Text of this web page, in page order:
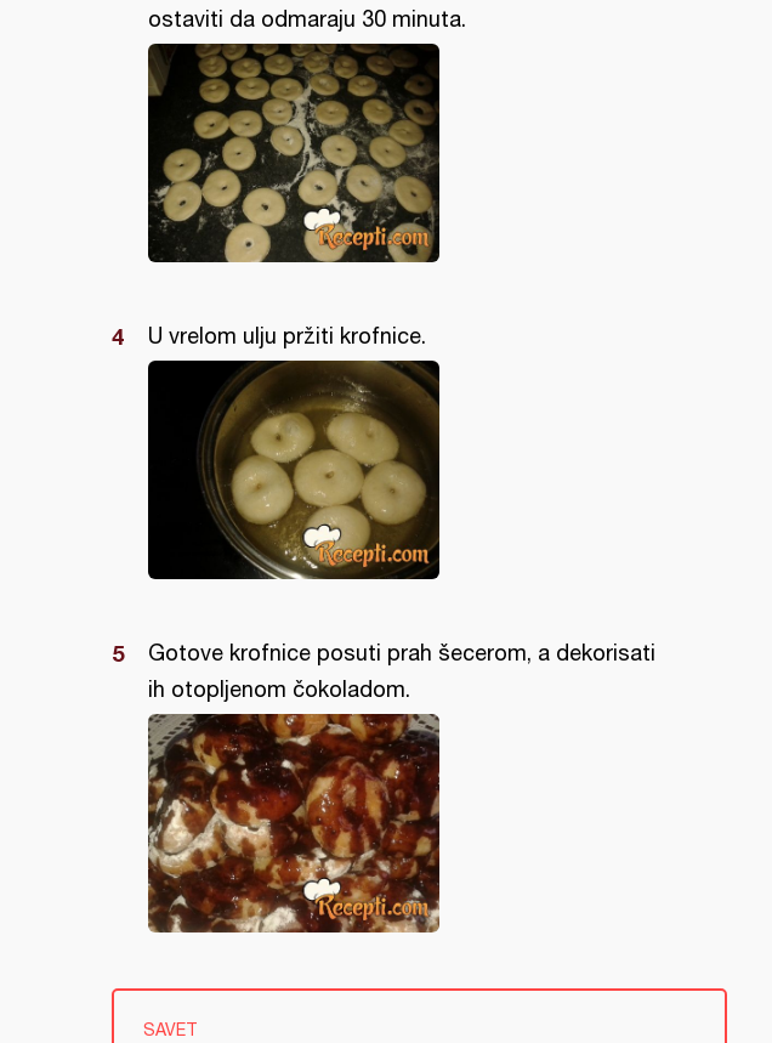
ostaviti da odmaraju 30 minuta.
U vrelom ulju pržiti krofnice.
Gotove krofnice posuti prah šecerom, a dekorisati
ih otopljenom čokoladom.
SAVET